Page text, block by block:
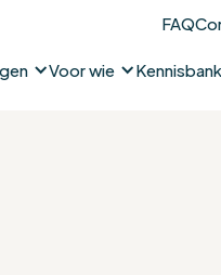
FAQ
Voor wie